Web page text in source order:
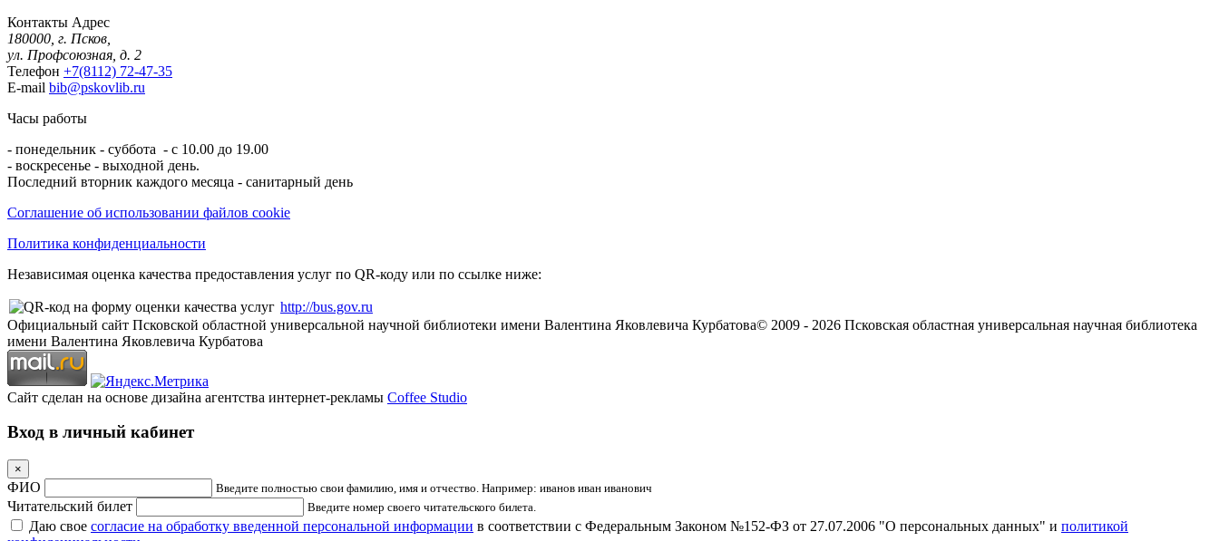
Контакты Адрес
180000, г. Псков,
ул. Профсоюзная, д. 2
Телефон +7(8112) 72-47-35
E-mail bib@pskovlib.ru
Часы работы
- понедельник - суббота - с 10.00 до 19.00
- воскресенье - выходной день.
Последний вторник каждого месяца - санитарный день
Соглашение об использовании файлов cookie
Политика конфиденциальности
Независимая оценка качества предоставления услуг по QR-коду или по ссылке ниже:
http://bus.gov.ru
Официальный сайт Псковской областной универсальной научной библиотеки имени Валентина Яковлевича Курбатова© 2009 - 2026 Псковская областная универсальная научная библиотека
имени Валентина Яковлевича Курбатова
Сайт сделан на основе дизайна агентства интернет-рекламы Coffee Studio
Вход в личный кабинет
×
ФИО Введите полностью свои фамилию, имя и отчество. Например: иванов иван иванович
Читательский билет Введите номер своего читательского билета.
Даю свое согласие на обработку введенной персональной информации в соответствии с Федеральным Законом №152-ФЗ от 27.07.2006 "О персональных данных" и политикой